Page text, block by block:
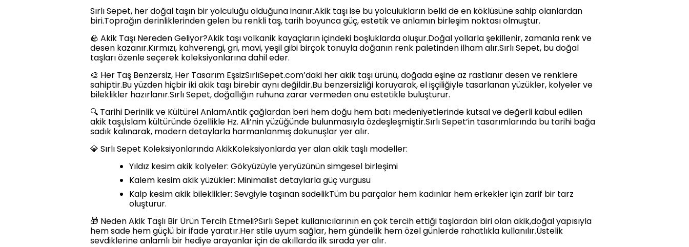
Sırlı Sepet, her doğal taşın bir yolculuğu olduğuna inanır.Akik taşı ise bu yolculukların belki de en köklüsüne sahip olanlardan
biri.Toprağın derinliklerinden gelen bu renkli taş, tarih boyunca güç, estetik ve anlamın birleşim noktası olmuştur.
🪨 Akik Taşı Nereden Geliyor?Akik taşı volkanik kayaçların içindeki boşluklarda oluşur.Doğal yollarla şekillenir, zamanla renk ve
desen kazanır.Kırmızı, kahverengi, gri, mavi, yeşil gibi birçok tonuyla doğanın renk paletinden ilham alır.Sırlı Sepet, bu doğal
taşları özenle seçerek koleksiyonlarına dahil eder.
🎨 Her Taş Benzersiz, Her Tasarım EşsizSırlıSepet.com’daki her akik taşı ürünü, doğada eşine az rastlanır desen ve renklere
sahiptir.Bu yüzden hiçbir iki akik taşı birebir aynı değildir.Bu benzersizliği koruyarak, el işçiliğiyle tasarlanan yüzükler, kolyeler ve
bileklikler hazırlanır.Sırlı Sepet, doğallığın ruhuna zarar vermeden onu estetikle buluşturur.
🔍 Tarihi Derinlik ve Kültürel AnlamAntik çağlardan beri hem doğu hem batı medeniyetlerinde kutsal ve değerli kabul edilen
akik taşı,İslam kültüründe özellikle Hz. Ali’nin yüzüğünde bulunmasıyla özdeşleşmiştir.Sırlı Sepet’in tasarımlarında bu tarihi bağa
sadık kalınarak, modern detaylarla harmanlanmış dokunuşlar yer alır.
💎 Sırlı Sepet Koleksiyonlarında AkikKoleksiyonlarda yer alan akik taşlı modeller:
Yıldız kesim akik kolyeler: Gökyüzüyle yeryüzünün simgesel birleşimi
Kalem kesim akik yüzükler: Minimalist detaylarla güç vurgusu
Kalp kesim akik bileklikler: Sevgiyle taşınan sadelikTüm bu parçalar hem kadınlar hem erkekler için zarif bir tarz
oluşturur.
🎁 Neden Akik Taşlı Bir Ürün Tercih Etmeli?Sırlı Sepet kullanıcılarının en çok tercih ettiği taşlardan biri olan akik,doğal yapısıyla
hem sade hem güçlü bir ifade yaratır.Her stile uyum sağlar, hem gündelik hem özel günlerde rahatlıkla kullanılır.Üstelik
sevdiklerine anlamlı bir hediye arayanlar için de akıllarda ilk sırada yer alır.